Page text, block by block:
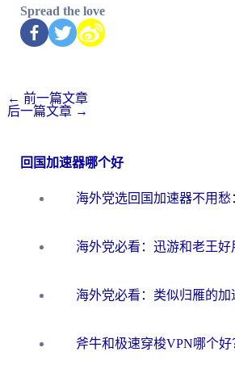
Spread the love
← 前一篇文章
后一篇文章 →
回国加速器哪个好